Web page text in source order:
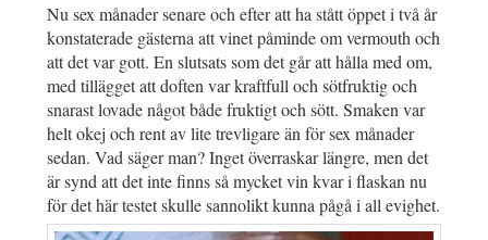
Nu sex månader senare och efter att ha stått öppet i två år
konstaterade gästerna att vinet påminde om vermouth och
att det var gott. En slutsats som det går att hålla med om,
med tillägget att doften var kraftfull och sötfruktig och
snarast lovade något både fruktigt och sött. Smaken var
helt okej och rent av lite trevligare än för sex månader
sedan. Vad säger man? Inget överraskar längre, men det
är synd att det inte finns så mycket vin kvar i flaskan nu
för det här testet skulle sannolikt kunna pågå i all evighet.